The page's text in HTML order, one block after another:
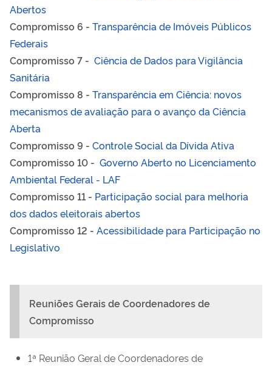
Abertos
Compromisso 6 - Transparência de Imóveis Públicos
Federais
Compromisso 7 - Ciência de Dados para Vigilância
Sanitária
Compromisso 8 - Transparência em Ciência: novos
mecanismos de avaliação para o avanço da Ciência
Aberta
Compromisso 9 - Controle Social da Dívida Ativa
Compromisso 10 - Governo Aberto no Licenciamento
Ambiental Federal - LAF
Compromisso 11 - Participação social para melhoria
dos dados eleitorais abertos
Compromisso 12 - Acessibilidade para Participação no
Legislativo
Reuniões Gerais de Coordenadores de
Compromisso
1ª Reunião Geral de Coordenadores de